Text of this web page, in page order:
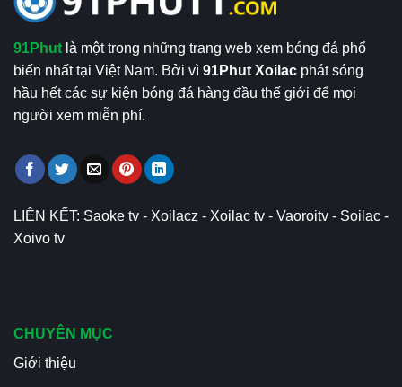
91Phut là một trong những trang web xem bóng đá phổ
biến nhất tại Việt Nam. Bởi vì 91Phut Xoilac phát sóng
hầu hết các sự kiện bóng đá hàng đầu thế giới để mọi
người xem miễn phí.
LIÊN KẾT: Saoke tv - Xoilacz - Xoilac tv - Vaoroitv - Soilac -
Xoivo tv
CHUYÊN MỤC
Giới thiệu